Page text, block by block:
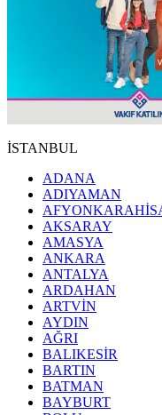
İSTANBUL
ADANA
ADIYAMAN
AKSARAY
AMASYA
ANKARA
ANTALYA
ARDAHAN
ARTVİN
AYDIN
AĞRI
BALIKESİR
BARTIN
BATMAN
BAYBURT